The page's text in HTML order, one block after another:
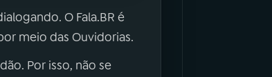
O Fala.BR é
meio das Ouvidorias.
Por isso, não se